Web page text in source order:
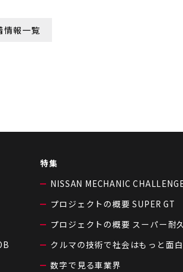
情報一覧
特集
NISSAN MECHANIC
プロジェクトの概要 SUPER GT
プロジェクトの概要 スーパー耐久
クルマの技術で社会はもっと面白
数字で見る車業界